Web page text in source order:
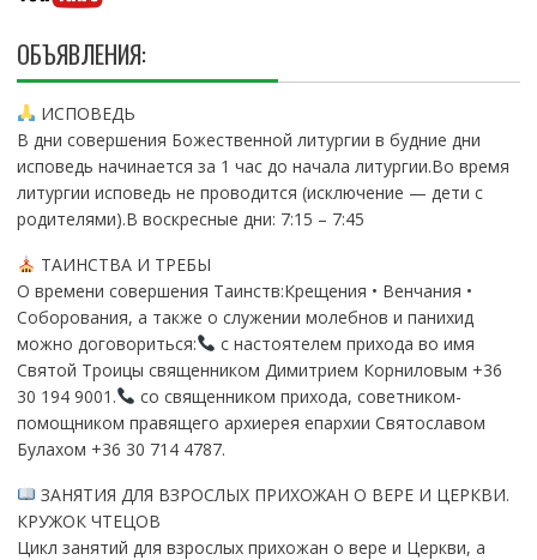
ОБЪЯВЛЕНИЯ:
ИСПОВЕДЬ
В дни совершения Божественной литургии в будние дни
исповедь начинается за 1 час до начала литургии.Во время
литургии исповедь не проводится (исключение — дети с
родителями).В воскресные дни: 7:15 – 7:45
ТАИНСТВА И ТРЕБЫ
О времени совершения Таинств:Крещения • Венчания •
Соборования, а также о служении молебнов и панихид
можно договориться:
с настоятелем прихода во имя
Святой Троицы священником Димитрием Корниловым +36
30 194 9001.
со священником прихода, советником-
помощником правящего архиерея епархии Святославом
Булахом +36 30 714 4787.
ЗАНЯТИЯ ДЛЯ ВЗРОСЛЫХ ПРИХОЖАН О ВЕРЕ И ЦЕРКВИ.
КРУЖОК ЧТЕЦОВ
Цикл занятий для взрослых прихожан о вере и Церкви, а